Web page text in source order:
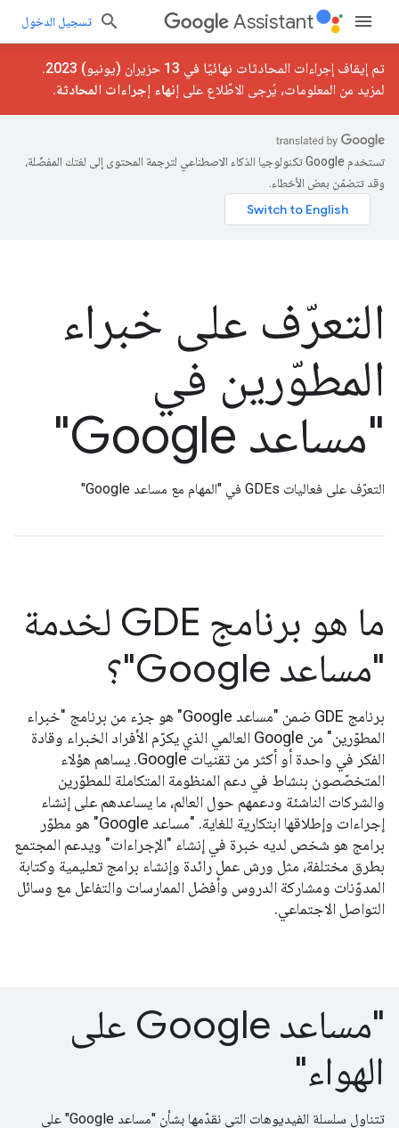
Assistant تسجيل الدخول
تم إيقاف إجراءات المحادثات نهائيًا في 13 حزيران (يونيو) 2023.
لمزيد من المعلومات، يُرجى الاطّلاع على إنهاء إجراءات المحادثة.
تستخدم Google تكنولوجيا الذكاء الاصطناعي لترجمة المحتوى إلى لغتك المفضّلة،
وقد تتضمّن بعض الأخطاء.
التعرّف على خبراء
المطوّرين في
"مساعد Google"
التعرّف على فعاليات GDEs في "المهام مع مساعد Google"
ما هو برنامج GDE لخدمة
"مساعد Google"؟
برنامج GDE ضمن "مساعد Google" هو جزء من برنامج "خبراء
المطوّرين" من Google العالمي الذي يكرّم الأفراد الخبراء وقادة
الفكر في واحدة أو أكثر من تقنيات Google. يساهم هؤلاء
المتخصّصون بنشاط في دعم المنظومة المتكاملة للمطوّرين
والشركات الناشئة ودعمهم حول العالم، ما يساعدهم على إنشاء
إجراءات وإطلاقها ابتكارية للغاية. "مساعد Google" هو مطوّر
برامج هو شخص لديه خبرة في إنشاء "الإجراءات" ويدعم المجتمع
بطرق مختلفة، مثل ورش عمل رائدة وإنشاء برامج تعليمية وكتابة
المدوّنات ومشاركة الدروس وأفضل الممارسات والتفاعل مع وسائل
التواصل الاجتماعي.
"مساعد Google على
الهواء"
تتناول سلسلة الفيديوهات التي نقدّمها بشأن "مساعد Google" على